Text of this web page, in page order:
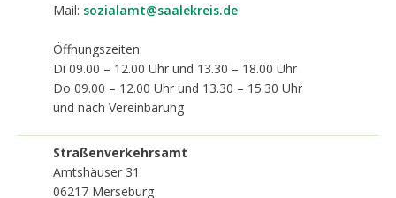
Mail: sozialamt@saalekreis.de
Öffnungszeiten:
Di 09.00 – 12.00 Uhr und 13.30 – 18.00 Uhr
Do 09.00 – 12.00 Uhr und 13.30 – 15.30 Uhr
und nach Vereinbarung
Straßenverkehrsamt
Amtshäuser 31
06217 Merseburg